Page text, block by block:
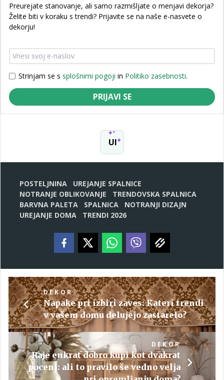
Preurejate stanovanje, ali samo razmišljate o menjavi dekorja?
Želite biti v koraku s trendi? Prijavite se na naše e-nasvete o
dekorju!
Strinjam se s splošnimi pogoji in Politiko zasebnosti.
PRIJAVI SE
UI
POSTELJNINA
UREJANJE SPALNICE
NOTRANJE OBLIKOVANJE
TRENDOVSKA SPALNICA
BARVNA PALETA
SPALNICA
NOTRANJI DIZAJN
UREJANJE DOMA
TRENDI 2026
DEKOR
Napake pri izbiri zaves: Kateri trendi
v vašem domu delujejo zastarelo?
DEKOR
Raje enkrat dobro kupi kot dvakrat
poceni: ali to pravilo še vedno velja